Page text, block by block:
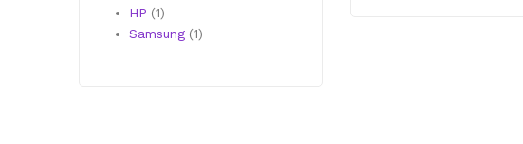
HP 11
producto
Samsung 11